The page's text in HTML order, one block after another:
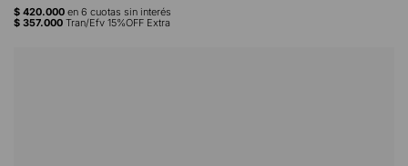
$ 420.000 en 6 cuotas sin interés
$ 357.000 Tran/Efv 15%OFF Extra